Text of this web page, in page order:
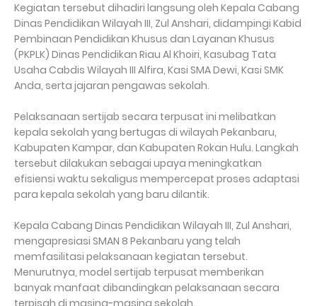
Kegiatan tersebut dihadiri langsung oleh Kepala Cabang
Dinas Pendidikan Wilayah III, Zul Anshari, didampingi Kabid
Pembinaan Pendidikan Khusus dan Layanan Khusus
(PKPLK) Dinas Pendidikan Riau Al Khoiri, Kasubag Tata
Usaha Cabdis Wilayah III Alfira, Kasi SMA Dewi, Kasi SMK
Anda, serta jajaran pengawas sekolah.
Pelaksanaan sertijab secara terpusat ini melibatkan
kepala sekolah yang bertugas di wilayah Pekanbaru,
Kabupaten Kampar, dan Kabupaten Rokan Hulu. Langkah
tersebut dilakukan sebagai upaya meningkatkan
efisiensi waktu sekaligus mempercepat proses adaptasi
para kepala sekolah yang baru dilantik.
Kepala Cabang Dinas Pendidikan Wilayah III, Zul Anshari,
mengapresiasi SMAN 8 Pekanbaru yang telah
memfasilitasi pelaksanaan kegiatan tersebut.
Menurutnya, model sertijab terpusat memberikan
banyak manfaat dibandingkan pelaksanaan secara